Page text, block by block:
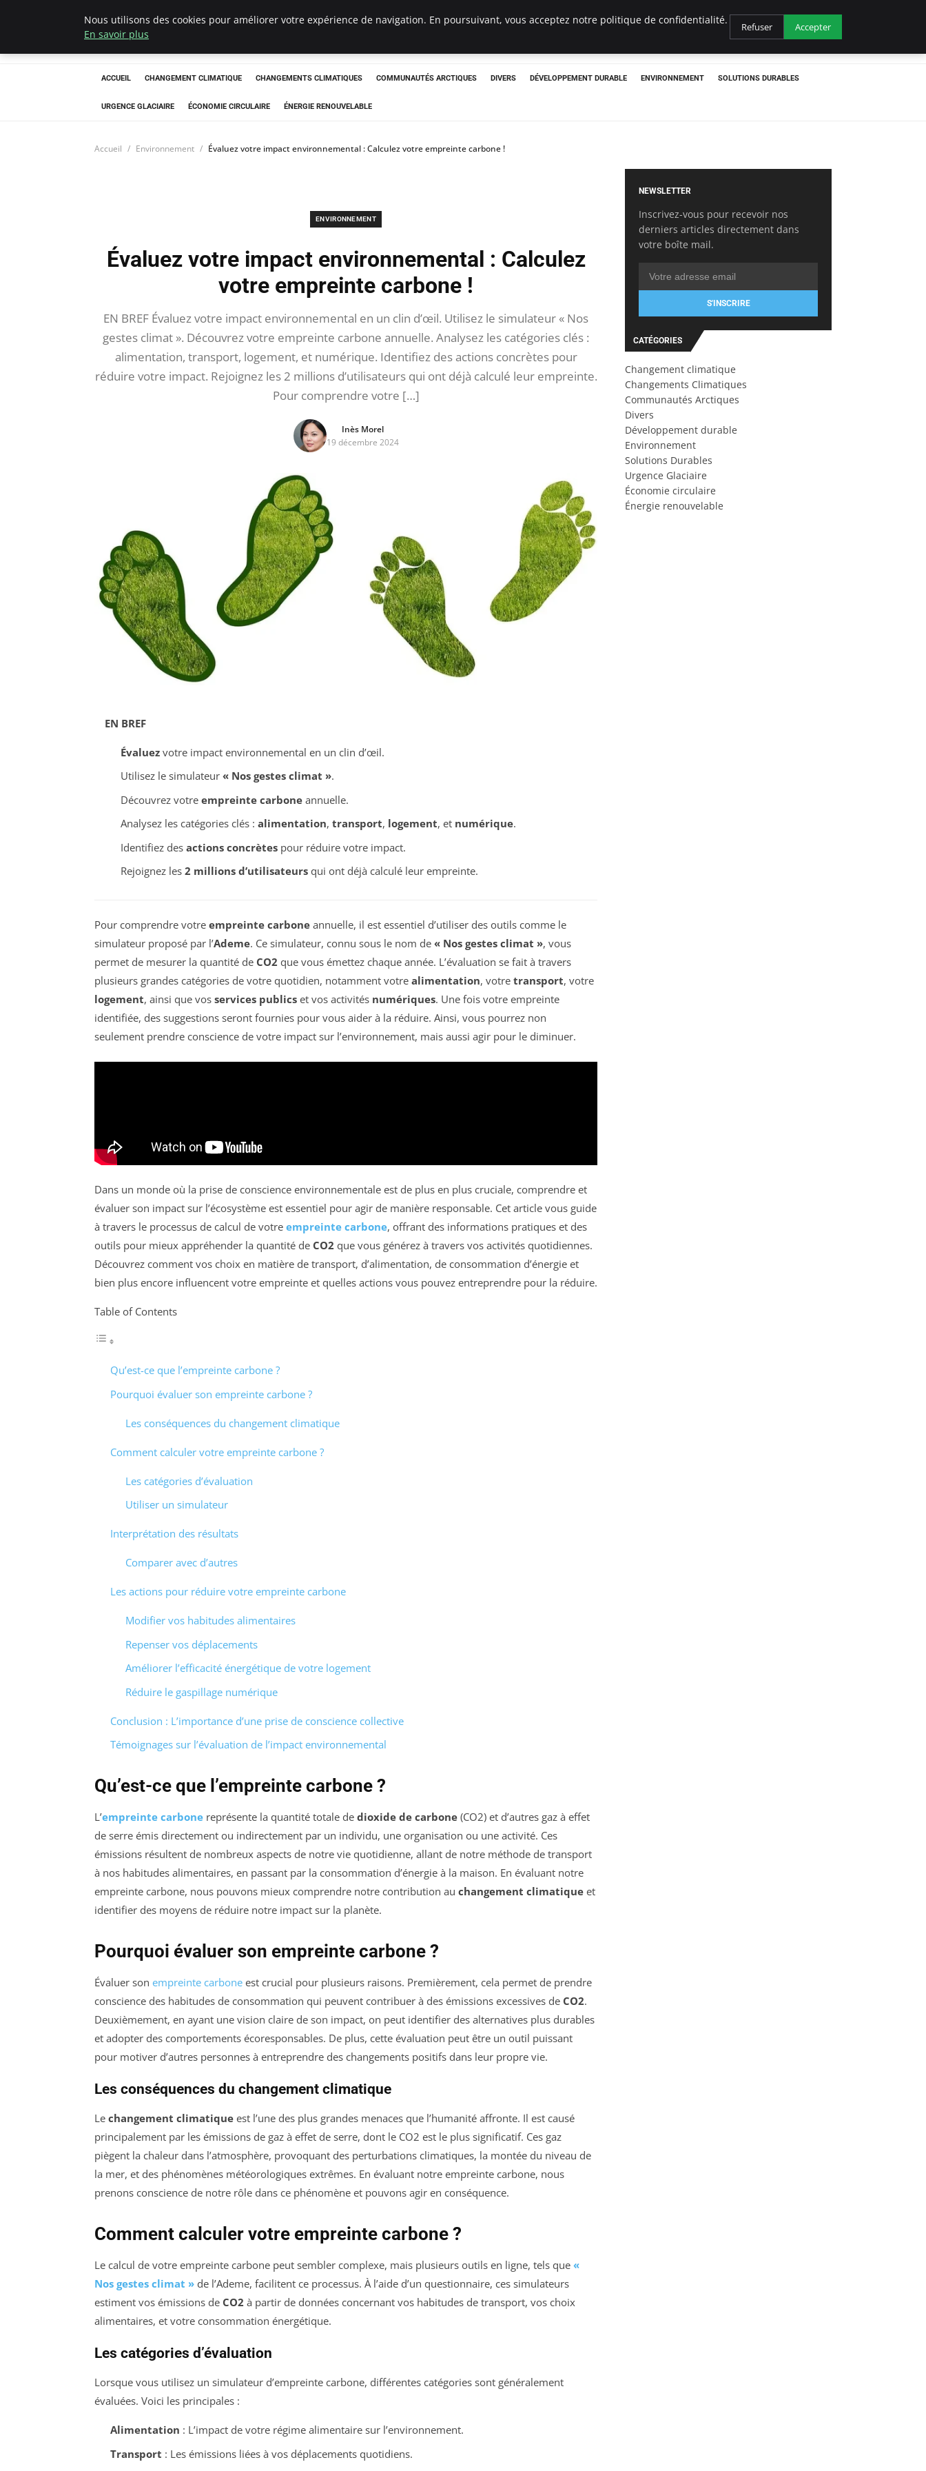
Arcticclimateemergency
ACCUEIL CHANGEMENT CLIMATIQUE CHANGEMENTS CLIMATIQUES COMMUNAUTÉS ARCTIQUES DIVERS DÉVELOPPEMENT DURABLE ENVIRONNEMENT SOLUTIONS DURABLES
URGENCE GLACIAIRE ÉCONOMIE CIRCULAIRE ÉNERGIE RENOUVELABLE
Accueil Environnement Évaluez votre impact environnemental : Calculez votre empreinte carbone !
ENVIRONNEMENT
Évaluez votre impact environnemental : Calculez
votre empreinte carbone !
EN BREF Évaluez votre impact environnemental en un clin d’œil. Utilisez le simulateur « Nos
gestes climat ». Découvrez votre empreinte carbone annuelle. Analysez les catégories clés :
alimentation, transport, logement, et numérique. Identifiez des actions concrètes pour
réduire votre impact. Rejoignez les 2 millions d’utilisateurs qui ont déjà calculé leur empreinte.
Pour comprendre votre […]
Inès Morel
19 décembre 2024
EN BREF
Évaluezvotre impact environnemental en un clin d’œil.
Utilisez le simulateur « Nos gestes climat ».
Découvrez votre empreinte carboneannuelle.
Analysez les catégories clés : alimentation, transport, logement, et numérique.
Identifiez des actions concrètespour réduire votre impact.
Rejoignez les 2 millions d’utilisateursqui ont déjà calculé leur empreinte.
Pour comprendre votre empreinte carbone annuelle, il est essentiel d’utiliser des outils comme le
simulateur proposé par l’Ademe. Ce simulateur, connu sous le nom de « Nos gestes climat », vous
permet de mesurer la quantité de CO2 que vous émettez chaque année. L’évaluation se fait à travers
plusieurs grandes catégories de votre quotidien, notamment votre alimentation, votre transport, votre
logement, ainsi que vos services publics et vos activités numériques. Une fois votre empreinte
identifiée, des suggestions seront fournies pour vous aider à la réduire. Ainsi, vous pourrez non
seulement prendre conscience de votre impact sur l’environnement, mais aussi agir pour le diminuer.
Dans un monde où la prise de conscience environnementale est de plus en plus cruciale, comprendre et
évaluer son impact sur l’écosystème est essentiel pour agir de manière responsable. Cet article vous guide
à travers le processus de calcul de votre empreinte carbone, offrant des informations pratiques et des
outils pour mieux appréhender la quantité de CO2 que vous générez à travers vos activités quotidiennes.
Découvrez comment vos choix en matière de transport, d’alimentation, de consommation d’énergie et
bien plus encore influencent votre empreinte et quelles actions vous pouvez entreprendre pour la réduire.
Table of Contents
Qu’est-ce que l’empreinte carbone ?
Pourquoi évaluer son empreinte carbone ?
Les conséquences du changement climatique
Comment calculer votre empreinte carbone ?
Les catégories d’évaluation
Utiliser un simulateur
Interprétation des résultats
Comparer avec d’autres
Les actions pour réduire votre empreinte carbone
Modifier vos habitudes alimentaires
Repenser vos déplacements
Améliorer l’efficacité énergétique de votre logement
Réduire le gaspillage numérique
Conclusion : L’importance d’une prise de conscience collective
Témoignages sur l’évaluation de l’impact environnemental
Qu’est-ce que l’empreinte carbone ?
L’empreinte carbone représente la quantité totale de dioxide de carbone (CO2) et d’autres gaz à effet
de serre émis directement ou indirectement par un individu, une organisation ou une activité. Ces
émissions résultent de nombreux aspects de notre vie quotidienne, allant de notre méthode de transport
à nos habitudes alimentaires, en passant par la consommation d’énergie à la maison. En évaluant notre
empreinte carbone, nous pouvons mieux comprendre notre contribution au changement climatique et
identifier des moyens de réduire notre impact sur la planète.
Pourquoi évaluer son empreinte carbone ?
Évaluer son empreinte carbone est crucial pour plusieurs raisons. Premièrement, cela permet de prendre
conscience des habitudes de consommation qui peuvent contribuer à des émissions excessives de CO2.
Deuxièmement, en ayant une vision claire de son impact, on peut identifier des alternatives plus durables
et adopter des comportements écoresponsables. De plus, cette évaluation peut être un outil puissant
pour motiver d’autres personnes à entreprendre des changements positifs dans leur propre vie.
Les conséquences du changement climatique
Le changement climatique est l’une des plus grandes menaces que l’humanité affronte. Il est causé
principalement par les émissions de gaz à effet de serre, dont le CO2 est le plus significatif. Ces gaz
piègent la chaleur dans l’atmosphère, provoquant des perturbations climatiques, la montée du niveau de
la mer, et des phénomènes météorologiques extrêmes. En évaluant notre empreinte carbone, nous
prenons conscience de notre rôle dans ce phénomène et pouvons agir en conséquence.
Comment calculer votre empreinte carbone ?
Le calcul de votre empreinte carbone peut sembler complexe, mais plusieurs outils en ligne, tels que «
Nos gestes climat » de l’Ademe, facilitent ce processus. À l’aide d’un questionnaire, ces simulateurs
estiment vos émissions de CO2 à partir de données concernant vos habitudes de transport, vos choix
alimentaires, et votre consommation énergétique.
Les catégories d’évaluation
Lorsque vous utilisez un simulateur d’empreinte carbone, différentes catégories sont généralement
évaluées. Voici les principales :
Alimentation : L’impact de votre régime alimentaire sur l’environnement.
Transport : Les émissions liées à vos déplacements quotidiens.
NEWSLETTER
Inscrivez-vous pour recevoir nos
derniers articles directement dans
votre boîte mail.
S'INSCRIRE
CATÉGORIES
Changement climatique
Changements Climatiques
Communautés Arctiques
Divers
Développement durable
Environnement
Solutions Durables
Urgence Glaciaire
Économie circulaire
Énergie renouvelable
Nous utilisons des cookies pour améliorer votre expérience de navigation. En poursuivant, vous acceptez notre politique de confidentialité.
En savoir plus
Refuser Accepter